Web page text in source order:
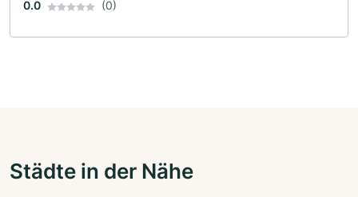
0.0 (0)
Städte in der Nähe